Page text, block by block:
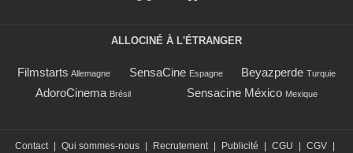
ALLOCINÉ À L'ÉTRANGER
Filmstarts Allemagne SensaCine Espagne Beyazperde Turquie
AdoroCinema Brésil Sensacine México Mexique
Contact Qui sommes-nous Recrutement Publicité CGU CGV